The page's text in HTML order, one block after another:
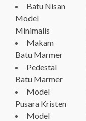
Batu Nisan
Model
Minimalis
Makam
Batu Marmer
Pedestal
Batu Marmer
Model
Pusara Kristen
Model